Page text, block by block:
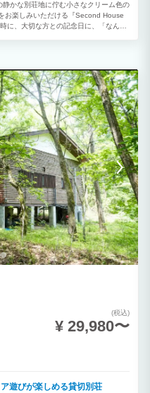
かな別荘地に佇む小さなクリーム色の
お楽しみいただける『Second House
に、大切な方との記念日に、「なん
さい。 『Second House sch-sch ホッ
下りる夕べまで、まる一日を過ごして
験していただきたいと思っていま
3日のご滞在をおすすめします。慌た
を快適にお過ごしください。 ★Finland
ートサウナ小屋が２０２４年春に完成
だけます。ぜひ大切な方とプライベー
(税込)
¥ 29,980〜
遊びが楽しめる貸切別荘